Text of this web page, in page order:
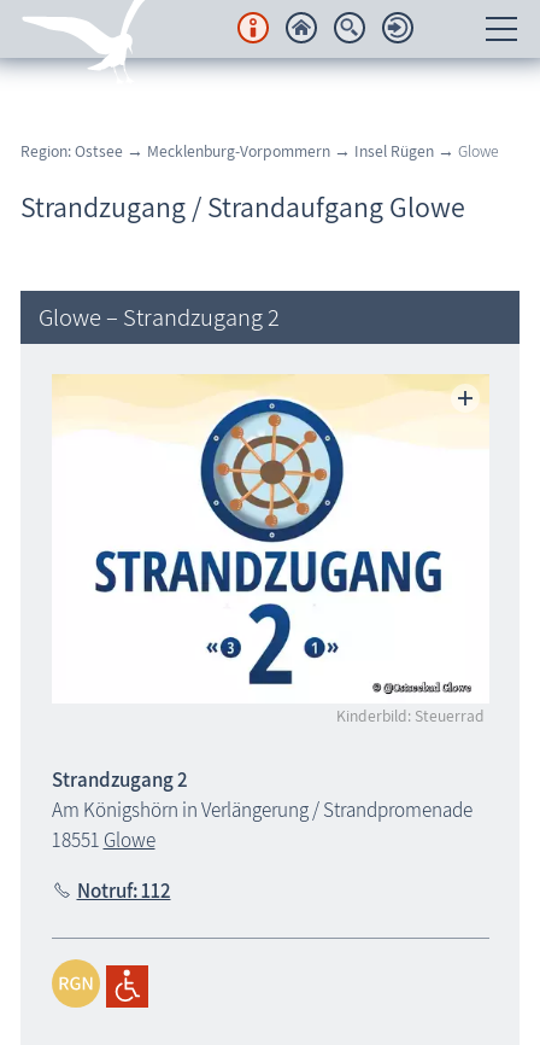
Regionales
Urlaubsorte
Freizeit
Wissenswertes
Veranstaltungen
Region: Ostsee → Mecklenburg-Vorpommern → Insel Rügen → Glowe
Strandzugang / Strandaufgang Glowe
Glowe – Strandzugang 2
Kinderbild: Steuerrad
Strandzugang 2
Am Königshörn in Verlängerung / Strandpromenade
18551 Glowe
Notruf: 112